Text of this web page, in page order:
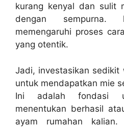
kurang kenyal dan sulit
dengan
memengaruhi proses
yang otentik.
Jadi, investasikan sedikit
untuk mendapatkan mie
Ini adalah fondasi
menentukan berhasil
ayam rumahan kalian.